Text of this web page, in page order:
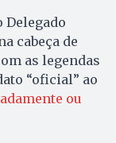
cabeça de
as legendas
“oficial” ao
ou